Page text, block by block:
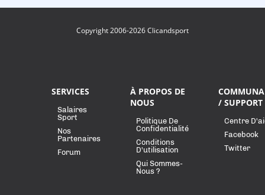
Copyright 2006-2026 Clicandsport
SERVICES
Salaires
Sport
Nos
Partenaires
Forum
À PROPOS DE
NOUS
Politique De
Confidentialité
Conditions
D'utilisation
Qui Sommes-
Nous ?
/ SUPPORT
Centre
Facebook
Twitter